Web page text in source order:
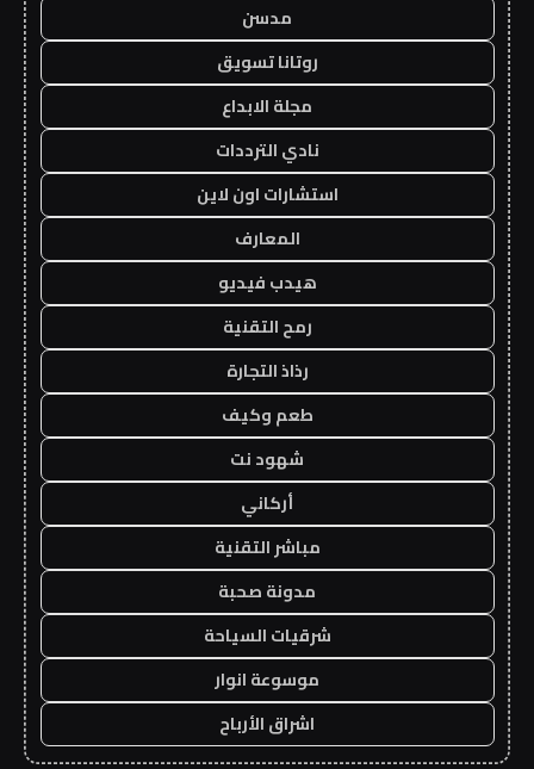
مدسن
روتانا تسويق
مجلة الابداع
نادي الترددات
استشارات اون لاين
المعارف
هيدب فيديو
رمح التقنية
رذاذ التجارة
طعم وكيف
شهود نت
أركاني
مباشر التقنية
مدونة صحبة
شرقيات السياحة
موسوعة انوار
اشراق الأرباح